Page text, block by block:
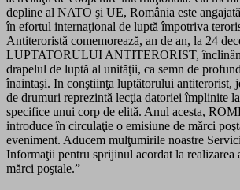
depline al NATO şi UE, România este
în efortul internaţional de luptă împotriva
Antiteroristă comemorează, an de an, la 24
LUPTATORULUI ANTITERORIST,
drapelul de luptă al unităţii, ca semn de
înaintaşi. In conştiinţa luptătorului antiterorist,
de drumuri reprezintă lecţia datoriei împlinite
specifice unui corp de elită. Anul acesta,
introduce în circulaţie o emisiune de mărci
eveniment. Aducem mulţumirile noastre
Informaţii pentru sprijinul acordat la realizarea
mărci poştale.”